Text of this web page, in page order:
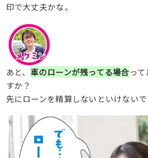
印で大丈夫かな。
あと、 車のローンが残ってる場合っ
すか？
先にローンを精算しないといけない